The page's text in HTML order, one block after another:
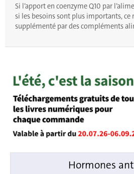
Si l’apport en coenzyme Q10 par
si les besoins sont plus importants,
supplémenté par des compléments
Hormones